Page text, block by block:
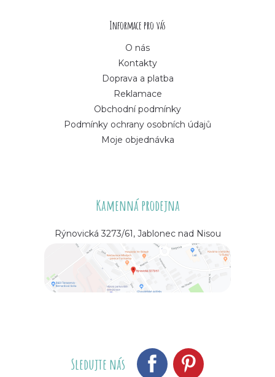
Informace pro vás
O nás
Kontakty
Doprava a platba
Reklamace
Obchodní podmínky
Podmínky ochrany osobních údajů
Moje objednávka
Kamenná prodejna
Rýnovická 3273/61, Jablonec nad Nisou
Sledujte nás